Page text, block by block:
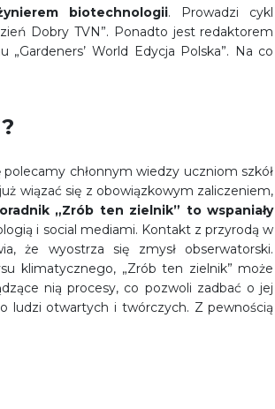
biotechnologii. Prowadzi cykl
Dobry TVN”. Ponadto jest redaktorem
World Edycja Polska”. Na co
chłonnym wiedzy uczniom szkół
wiązać się z obowiązkowym zaliczeniem,
„Zrób ten zielnik” to wspaniały
i social mediami. Kontakt z przyrodą w
że wyostrza się zmysł obserwatorski.
klimatycznego, „Zrób ten zielnik” może
nią procesy, co pozwoli zadbać o jej
ludzi otwartych i twórczych. Z pewnością